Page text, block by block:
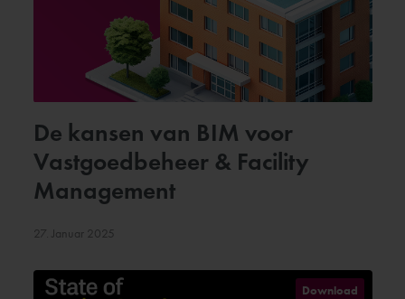
De kansen van BIM voor
Vastgoedbeheer & Facility
Management
27. Januar 2025
Download